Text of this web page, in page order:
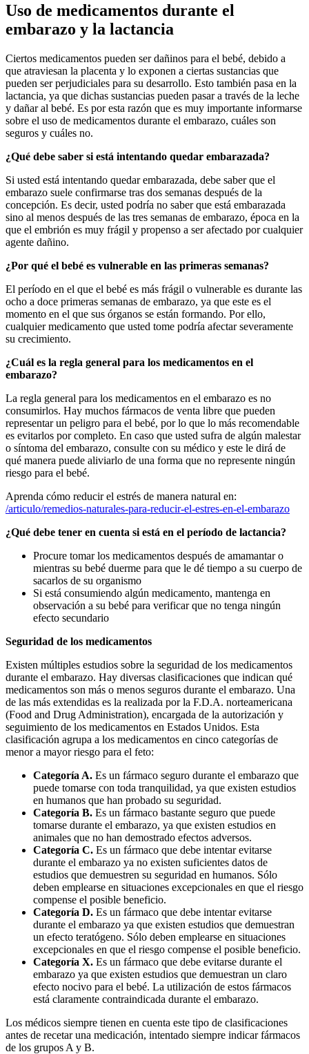
Uso de medicamentos durante el
embarazo y la lactancia
Ciertos medicamentos pueden ser dañinos para el bebé, debido a
que atraviesan la placenta y lo exponen a ciertas sustancias que
pueden ser perjudiciales para su desarrollo. Esto también pasa en la
lactancia, ya que dichas sustancias pueden pasar a través de la leche
y dañar al bebé. Es por esta razón que es muy importante informarse
sobre el uso de medicamentos durante el embarazo, cuáles son
seguros y cuáles no.
¿Qué debe saber si está intentando quedar embarazada?
Si usted está intentando quedar embarazada, debe saber que el
embarazo suele confirmarse tras dos semanas después de la
concepción. Es decir, usted podría no saber que está embarazada
sino al menos después de las tres semanas de embarazo, época en la
que el embrión es muy frágil y propenso a ser afectado por cualquier
agente dañino.
¿Por qué el bebé es vulnerable en las primeras semanas?
El período en el que el bebé es más frágil o vulnerable es durante las
ocho a doce primeras semanas de embarazo, ya que este es el
momento en el que sus órganos se están formando. Por ello,
cualquier medicamento que usted tome podría afectar severamente
su crecimiento.
¿Cuál es la regla general para los medicamentos en el
embarazo?
La regla general para los medicamentos en el embarazo es no
consumirlos. Hay muchos fármacos de venta libre que pueden
representar un peligro para el bebé, por lo que lo más recomendable
es evitarlos por completo. En caso que usted sufra de algún malestar
o síntoma del embarazo, consulte con su médico y este le dirá de
qué manera puede aliviarlo de una forma que no represente ningún
riesgo para el bebé.
Aprenda cómo reducir el estrés de manera natural en:
/articulo/remedios-naturales-para-reducir-el-estres-en-el-embarazo
¿Qué debe tener en cuenta si está en el período de lactancia?
Procure tomar los medicamentos después de amamantar o
mientras su bebé duerme para que le dé tiempo a su cuerpo de
sacarlos de su organismo
Si está consumiendo algún medicamento, mantenga en
observación a su bebé para verificar que no tenga ningún
efecto secundario
Seguridad de los medicamentos
Existen múltiples estudios sobre la seguridad de los medicamentos
durante el embarazo. Hay diversas clasificaciones que indican qué
medicamentos son más o menos seguros durante el embarazo. Una
de las más extendidas es la realizada por la F.D.A. norteamericana
(Food and Drug Administration), encargada de la autorización y
seguimiento de los medicamentos en Estados Unidos. Esta
clasificación agrupa a los medicamentos en cinco categorías de
menor a mayor riesgo para el feto:
Categoría A. Es un fármaco seguro durante el embarazo que
puede tomarse con toda tranquilidad, ya que existen estudios
en humanos que han probado su seguridad.
Categoría B. Es un fármaco bastante seguro que puede
tomarse durante el embarazo, ya que existen estudios en
animales que no han demostrado efectos adversos.
Categoría C. Es un fármaco que debe intentar evitarse
durante el embarazo ya no existen suficientes datos de
estudios que demuestren su seguridad en humanos. Sólo
deben emplearse en situaciones excepcionales en que el riesgo
compense el posible beneficio.
Categoría D. Es un fármaco que debe intentar evitarse
durante el embarazo ya que existen estudios que demuestran
un efecto teratógeno. Sólo deben emplearse en situaciones
excepcionales en que el riesgo compense el posible beneficio.
Categoría X. Es un fármaco que debe evitarse durante el
embarazo ya que existen estudios que demuestran un claro
efecto nocivo para el bebé. La utilización de estos fármacos
está claramente contraindicada durante el embarazo.
Los médicos siempre tienen en cuenta este tipo de clasificaciones
antes de recetar una medicación, intentado siempre indicar fármacos
de los grupos A y B.